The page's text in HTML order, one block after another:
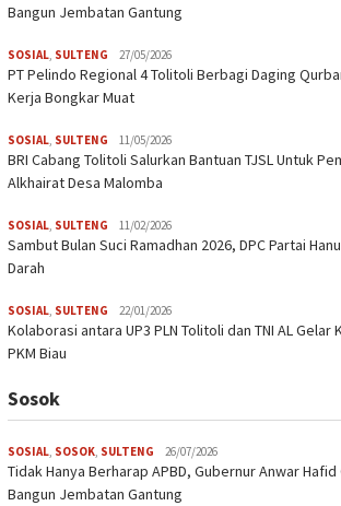
Bangun Jembatan Gantung
SOSIAL SULTENG 27/05/2026
PT Pelindo Regional 4 Tolitoli Berbagi Daging
Kerja Bongkar Muat
SOSIAL SULTENG 11/05/2026
BRI Cabang Tolitoli Salurkan Bantuan TJSL Untuk
Alkhairat Desa Malomba
SOSIAL SULTENG 11/02/2026
Sambut Bulan Suci Ramadhan 2026, DPC Partai
Darah
SOSIAL SULTENG 22/01/2026
Kolaborasi antara UP3 PLN Tolitoli dan TNI AL Gelar
PKM Biau
Sosok
SOSIAL, SOSOK, SULTENG 26/07/2026
Tidak Hanya Berharap APBD, Gubernur Anwar Hafid
Bangun Jembatan Gantung